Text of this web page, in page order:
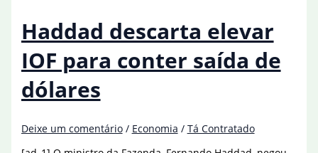
de
empregos
até
2030
Haddad descarta elevar
IOF para conter saída de
dólares
Deixe um comentário / Economia / Tá Contratado